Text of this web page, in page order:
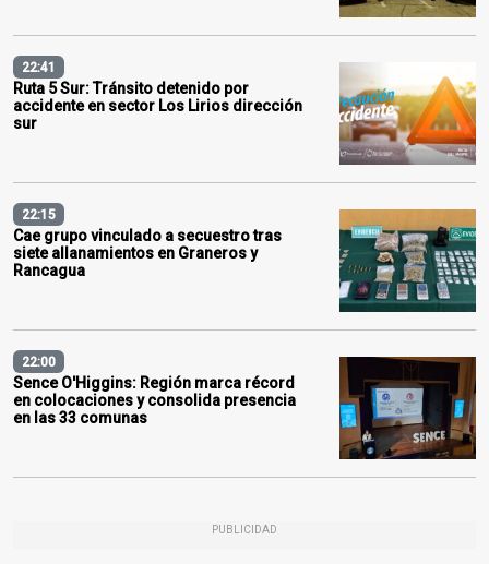
22:41
Ruta 5 Sur: Tránsito detenido por
accidente en sector Los Lirios dirección
sur
22:15
Cae grupo vinculado a secuestro tras
siete allanamientos en Graneros y
Rancagua
22:00
Sence O'Higgins: Región marca récord
en colocaciones y consolida presencia
en las 33 comunas
PUBLICIDAD